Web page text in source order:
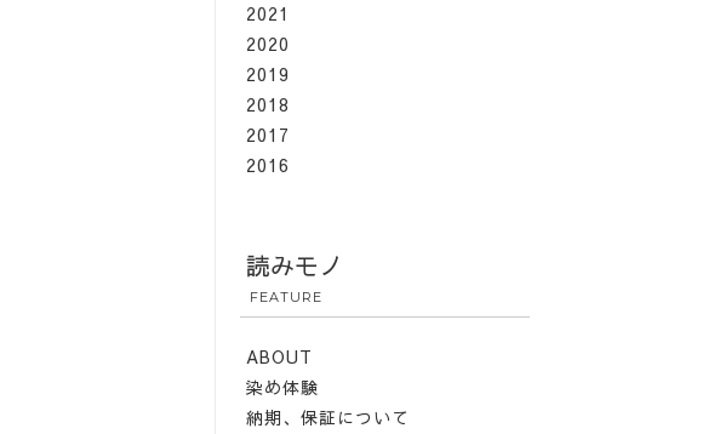
2021
2020
2019
2018
2017
2016
読みモノ
FEATURE
ABOUT
染め体験
納期、保証について